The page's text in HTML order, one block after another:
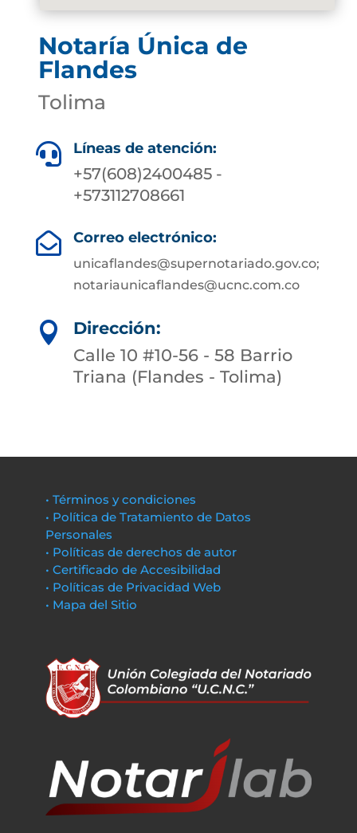
Notaría Única de
Flandes
Tolima
 Líneas de atención:
+57(608)2400485 -
+573112708661
 Correo electrónico:
unicaflandes@supernotariado.gov.co;
notariaunicaflandes@ucnc.com.co

Dirección:
Calle 10 #10-56 - 58 Barrio
Triana (Flandes - Tolima)
• Términos y condiciones
• Política de Tratamiento de Datos
Personales
• Políticas de derechos de autor
• Certificado de Accesibilidad
• Políticas de Privacidad Web
• Mapa del Sitio